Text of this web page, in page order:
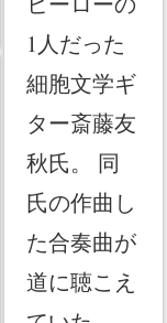
1人だった
細胞文学ギ
ター斎藤友
秋氏。 同
氏の作曲し
た合奏曲が
道に聴こえ